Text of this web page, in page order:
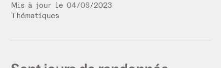
Mis à jour le04/09/2023
Thématiques